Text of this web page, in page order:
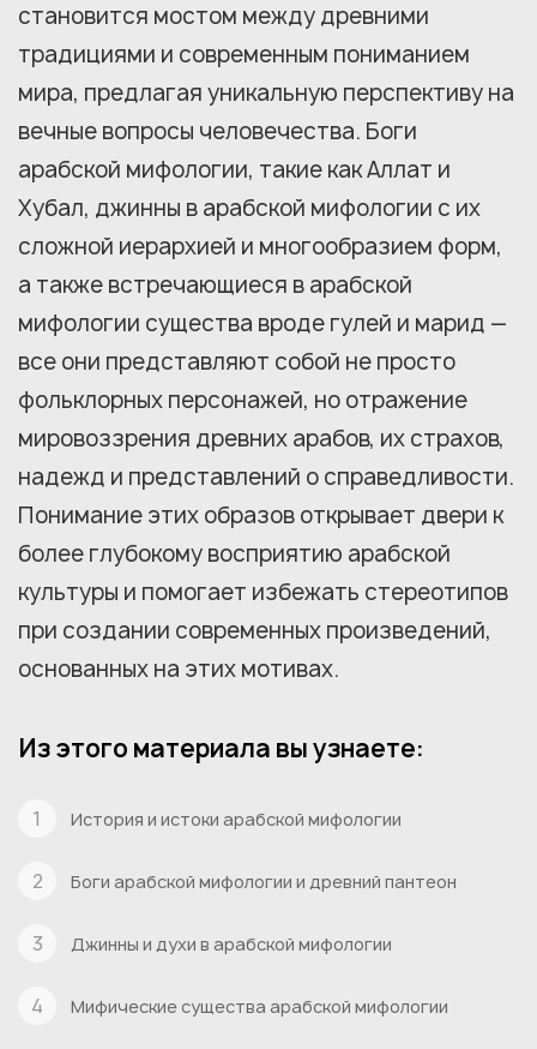
становится мостом между древними
традициями и современным пониманием
мира, предлагая уникальную перспективу на
вечные вопросы человечества. Боги
арабской мифологии, такие как Аллат и
Хубал, джинны в арабской мифологии с их
сложной иерархией и многообразием форм,
а также встречающиеся в арабской
мифологии существа вроде гулей и марид —
все они представляют собой не просто
фольклорных персонажей, но отражение
мировоззрения древних арабов, их страхов,
надежд и представлений о справедливости.
Понимание этих образов открывает двери к
более глубокому восприятию арабской
культуры и помогает избежать стереотипов
при создании современных произведений,
основанных на этих мотивах.
Из этого материала вы узнаете:
История и истоки арабской мифологии
Боги арабской мифологии и древний пантеон
Джинны и духи в арабской мифологии
Мифические существа арабской мифологии